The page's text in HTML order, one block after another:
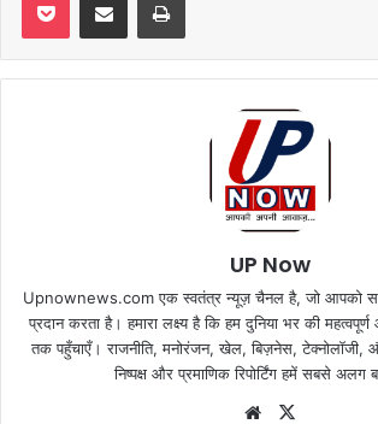
UP Now
Upnownews.com एक स्वतंत्र न्यूज़ चैनल है, जो आपको
प्रदान करता है। हमारा लक्ष्य है कि हम दुनिया भर की
तक पहुँचाएँ। राजनीति, मनोरंजन, खेल, बिज़नेस, टेक्नोलॉजी,
निष्पक्ष और प्रमाणिक रिपोर्टिंग हमें सबसे अलग
Website